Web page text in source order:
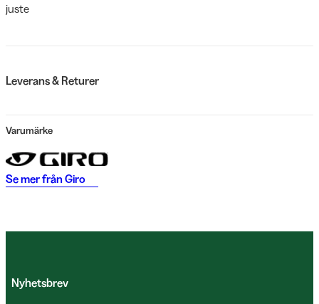
juste
Leverans & Returer
Varumärke
Se mer frånGiro
Nyhetsbrev